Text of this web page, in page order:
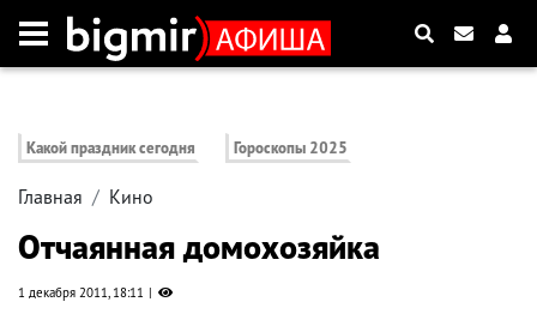
Какой праздник сегодня Гороскопы 2025
Главная Кино
Отчаянная домохозяйка
1 декабря 2011, 18:11